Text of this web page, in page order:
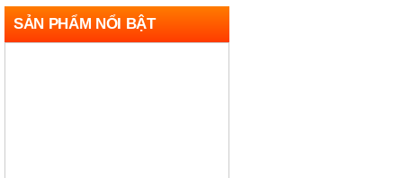
SẢN PHẨM NỔI BẬT